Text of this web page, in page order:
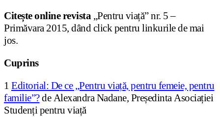
Citește online revista„Pentru viață” nr. 5 –
Primăvara 2015, dând click pentru linkurile de mai
jos.
Cuprins
1 Editorial: De ce „Pentru viață, pentru femeie, pentru
familie”?de Alexandra Nadane, Președinta Asociației
Studenți pentru viață